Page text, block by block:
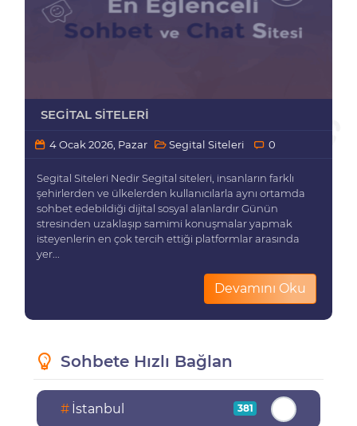
SEGITAL SITELERI
4 Ocak 2026, Pazar Segital Siteleri 0
Segital Siteleri Nedir Segital siteleri, insanların farklı
şehirlerden ve ülkelerden kullanıcılarla aynı ortamda
sohbet edebildiği dijital sosyal alanlardır Günün
stresinden uzaklaşıp samimi konuşmalar yapmak
isteyenlerin en çok tercih ettiği platformlar arasında
yer...
Devamını Oku
Sohbete Hızlı Bağlan
# İstanbul 381